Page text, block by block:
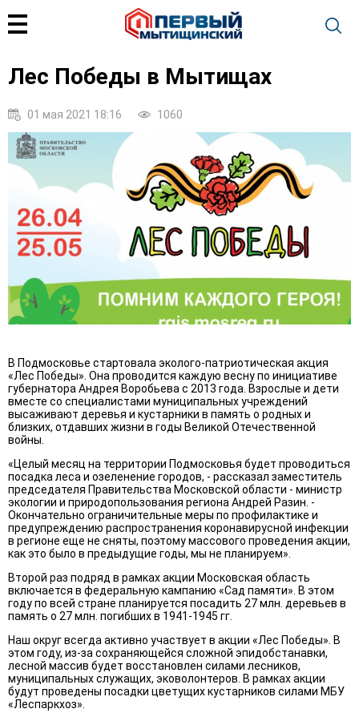
Лес Победы в Мытищах
01 мая 2021 18:16 1060
В Подмосковье стартовала эколого-патриотическая акция
«Лес Победы». Она проводится каждую весну по инициативе
губернатора Андрея Воробьева с 2013 года. Взрослые и дети
вместе со специалистами муниципальных учреждений
высаживают деревья и кустарники в память о родных и
близких, отдавших жизни в годы Великой Отечественной
войны.
«Целый месяц на территории Подмосковья будет проводиться
посадка леса и озеленение городов, - рассказал заместитель
председателя Правительства Московской области - министр
экологии и природопользования региона Андрей Разин. -
Окончательно ограничительные меры по профилактике и
предупреждению распространения коронавирусной инфекции
в регионе еще не сняты, поэтому массового проведения акции,
как это было в предыдущие годы, мы не планируем».
Второй раз подряд в рамках акции Московская область
включается в федеральную кампанию «Сад памяти». В этом
году по всей стране планируется посадить 27 млн. деревьев в
память о 27 млн. погибших в 1941-1945 гг.
Наш округ всегда активно участвует в акции «Лес Победы». В
этом году, из-за сохраняющейся сложной эпидобстанавки,
лесной массив будет восстановлен силами лесников,
муниципальных служащих, эковолонтеров. В рамках акции
будут проведены посадки цветущих кустарников силами МБУ
«Леспаркхоз».